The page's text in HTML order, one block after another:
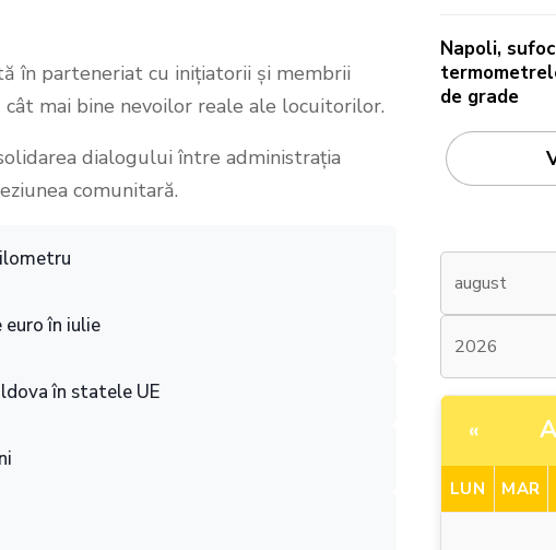
în parteneriat cu inițiatorii și membrii
mai bine nevoilor reale ale locuitorilor.
dialogului între administrația
comunitară.
în iulie
în statele UE
Napoli,
de grade
«
LUN MAR